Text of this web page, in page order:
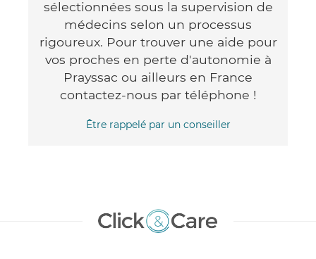
sélectionnées sous la supervision de
médecins selon un processus
rigoureux. Pour trouver une aide pour
vos proches en perte d'autonomie à
Prayssac ou ailleurs en France
contactez-nous par téléphone !
Être rappelé par un conseiller